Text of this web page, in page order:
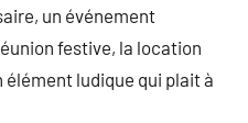
un événement
festive, la location
élément ludique qui plait à